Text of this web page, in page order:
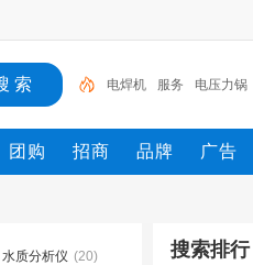
电焊机 服务 电压力锅
装 服装打包机 服务/
团购 招商 品牌 广告
水质分析仪 (20)
搜索排行